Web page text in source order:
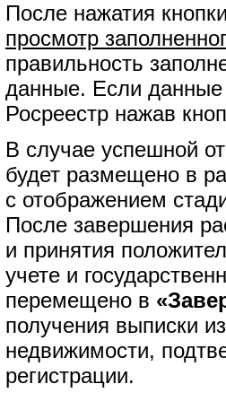
После нажатия
просмотр
правильность
данные. Если данные
Росреестр нажав
В случае успешной
будет размещено в
с отображением
После завершения
и принятия
учете и
перемещено в
получения выписки
недвижимости,
регистрации.